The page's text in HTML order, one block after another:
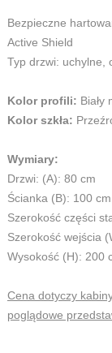
Bezpieczne
Active Shield
Typ drzwi: uchylne,
Kolor profili: Biały
Kolor szkła:
Wymiary:
Drzwi: (A): 80 cm
Ścianka (B): 100 cm
Szerokość części
Szerokość wejścia
Wysokość (H): 200
Cena dotyczy
poglądowe